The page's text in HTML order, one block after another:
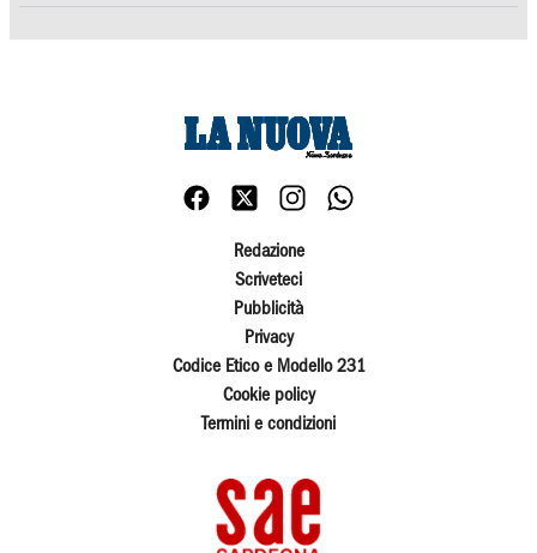
Redazione
Scriveteci
Pubblicità
Privacy
Codice Etico e Modello 231
Cookie policy
Termini e condizioni